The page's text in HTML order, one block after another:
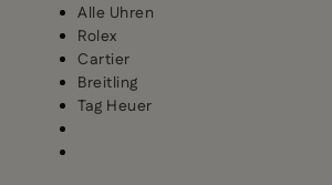
Alle Uhren
Rolex
Cartier
Breitling
Tag Heuer